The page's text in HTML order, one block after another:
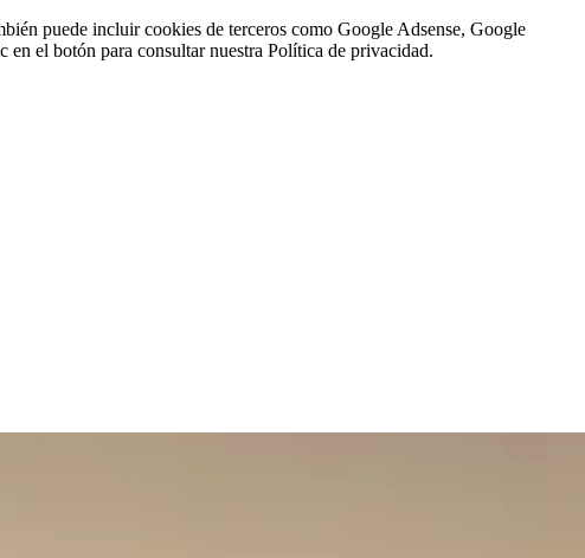
puede incluir cookies de terceros como Google Adsense, Google
el botón para consultar nuestra Política de privacidad.